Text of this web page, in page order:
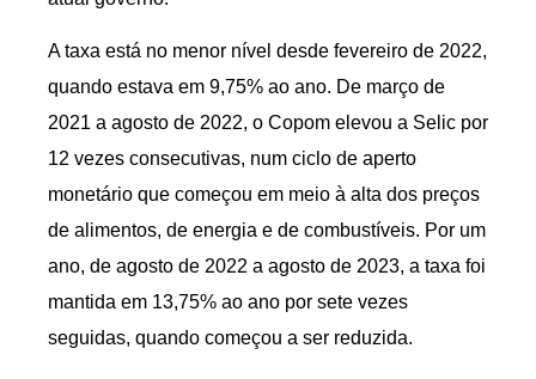
A taxa está no menor nível desde fevereiro de 2022,
quando estava em 9,75% ao ano. De março de
2021 a agosto de 2022, o Copom elevou a Selic por
12 vezes consecutivas, num ciclo de aperto
monetário que começou em meio à alta dos preços
de alimentos, de energia e de combustíveis. Por um
ano, de agosto de 2022 a agosto de 2023, a taxa foi
mantida em 13,75% ao ano por sete vezes
seguidas, quando começou a ser reduzida.